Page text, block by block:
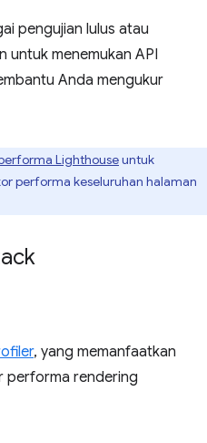
pengujian lulus atau
untuk menemukan API
Anda mengukur
Lighthouseuntuk
performa keseluruhan halaman
, yang memanfaatkan
performa rendering